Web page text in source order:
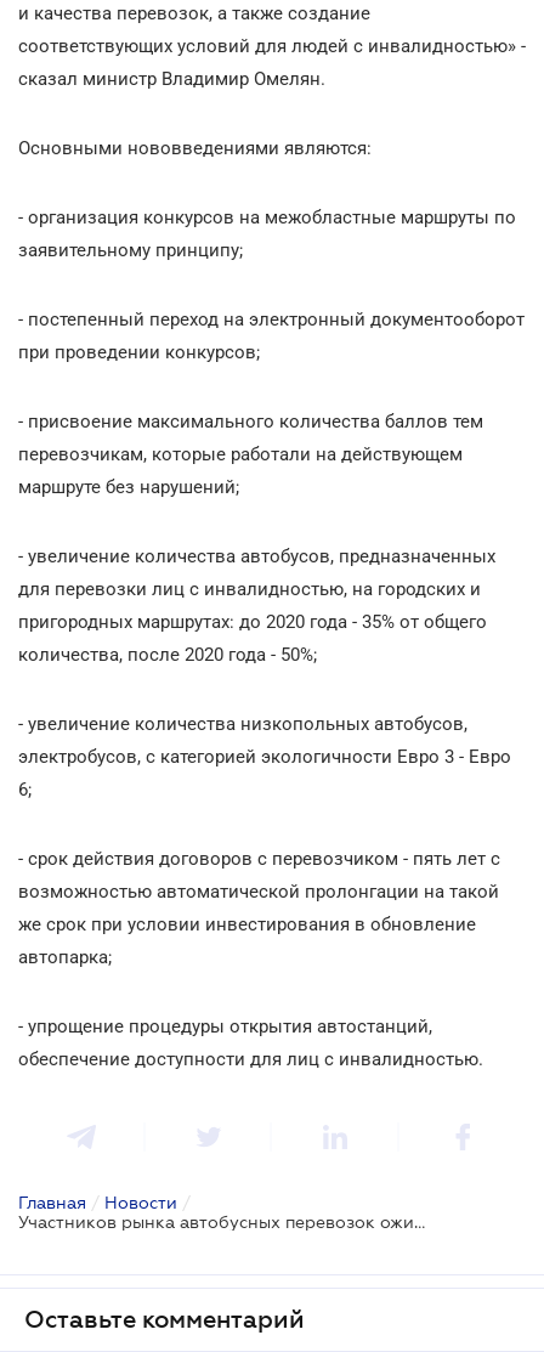
и качества перевозок, а также создание
соответствующих условий для людей с инвалидностью» -
сказал министр Владимир Омелян.
Основными нововведениями являются:
- организация конкурсов на межобластные маршруты по
заявительному принципу;
- постепенный переход на электронный документооборот
при проведении конкурсов;
- присвоение максимального количества баллов тем
перевозчикам, которые работали на действующем
маршруте без нарушений;
- увеличение количества автобусов, предназначенных
для перевозки лиц с инвалидностью, на городских и
пригородных маршрутах: до 2020 года - 35% от общего
количества, после 2020 года - 50%;
- увеличение количества низкопольных автобусов,
электробусов, с категорией экологичности Евро 3 - Евро
6;
- срок действия договоров с перевозчиком - пять лет с
возможностью автоматической пролонгации на такой
же срок при условии инвестирования в обновление
автопарка;
- упрощение процедуры открытия автостанций,
обеспечение доступности для лиц с инвалидностью.
Главная / Новости /
Участников рынка автобусных перевозок ожидают нововведения
Оставьте комментарий